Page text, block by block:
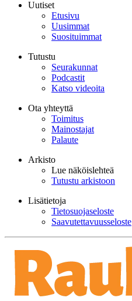
Uutiset
Etusivu
Uusimmat
Suosituimmat
Tutustu
Seurakunnat
Podcastit
Katso videoita
Ota yhteyttä
Toimitus
Mainostajat
Palaute
Arkisto
Lue näköislehteä
Tutustu arkistoon
Lisätietoja
Tietosuojaseloste
Saavutettavuusseloste